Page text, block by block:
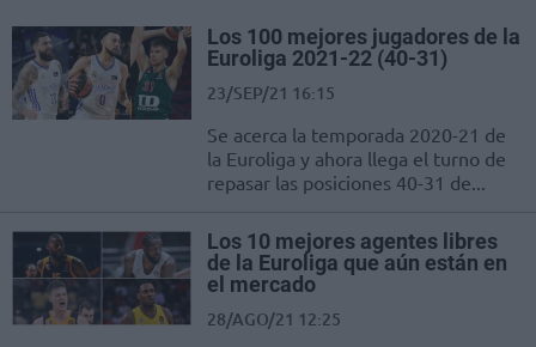
Los 100 mejores jugadores de la
Euroliga 2021-22 (40-31)
23/SEP/21 16:15
Se acerca la temporada 2020-21 de
la Euroliga y ahora llega el turno de
repasar las posiciones 40-31 de...
Los 10 mejores agentes libres
de la Euroliga que aún están en
el mercado
28/AGO/21 12:25